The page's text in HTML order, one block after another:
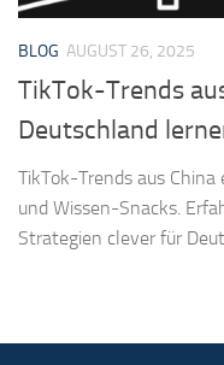
BLOG AUGUST 26, 2025
TikTok-Trends
Deutschland
TikTok-Trends aus
und Wissen-Snacks.
Strategien clever für